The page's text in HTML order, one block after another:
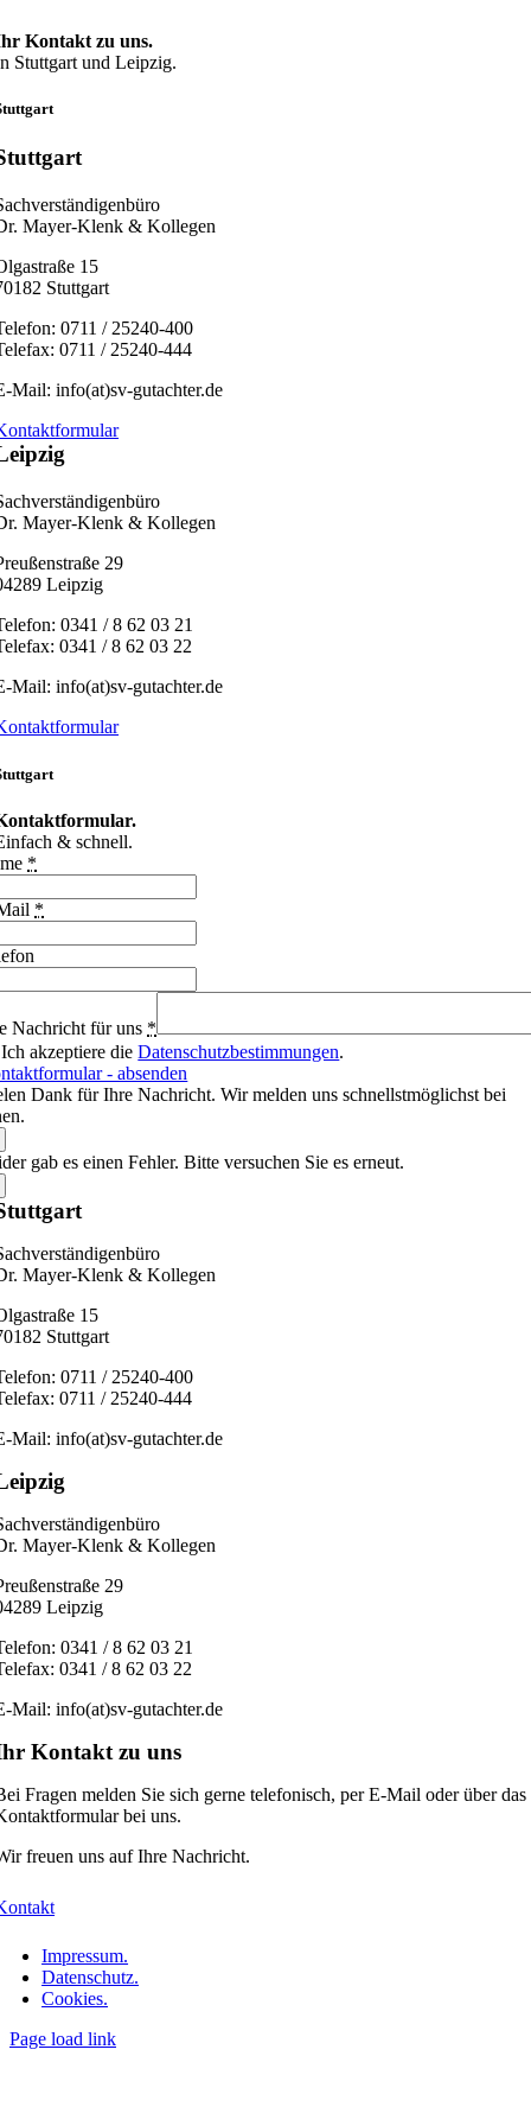
Inhalt
springen
Kontakt zu uns.
Stuttgart und Leipzig.
Mayer-Klenk & Kollegen
15
Stuttgart
0711 / 25240-400
0711 / 25240-444
Mail: info(at)sv-gutachter.de
Mayer-Klenk & Kollegen
29
Leipzig
0341 / 8 62 03 21
0341 / 8 62 03 22
Mail: info(at)sv-gutachter.de
& schnell.
*
*
Nachricht für uns *
Ich akzeptiere dieDatenschutzbestimmungen.
- absenden
Dank für Ihre Nachricht. Wir melden uns schnellstmöglichst bei
gab es einen Fehler. Bitte versuchen Sie es erneut.
Mayer-Klenk & Kollegen
15
Stuttgart
0711 / 25240-400
0711 / 25240-444
Mail: info(at)sv-gutachter.de
Mayer-Klenk & Kollegen
29
Leipzig
0341 / 8 62 03 21
0341 / 8 62 03 22
Mail: info(at)sv-gutachter.de
Kontakt zu uns
Fragen melden Sie sich gerne telefonisch, per E-Mail oder über das
bei uns.
freuen uns auf Ihre Nachricht.
Impressum.
Datenschutz.
Cookies.
Page load link